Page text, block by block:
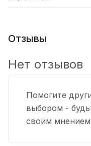
Отзывы
Помогите
выбором -
своим
Нет отзывов